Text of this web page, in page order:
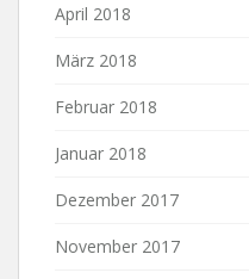
April 2018
März 2018
Februar 2018
Januar 2018
Dezember 2017
November 2017